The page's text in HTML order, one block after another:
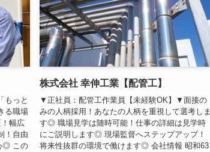
もっと
る職場
幅広
！自由
◎ この
株式会社 幸伸工業【配管工】
▼正社員：配管工作業員【未経験OK】▼面接の
みの人柄採用！あなたの人柄を重視して選考しま
す◎ 職場見学は随時可能！仕事の詳細は見学時
にご説明します◎ 現場監督へステップアップ！
将来性抜群の環境で働けます◎ 会社情報 昭和63